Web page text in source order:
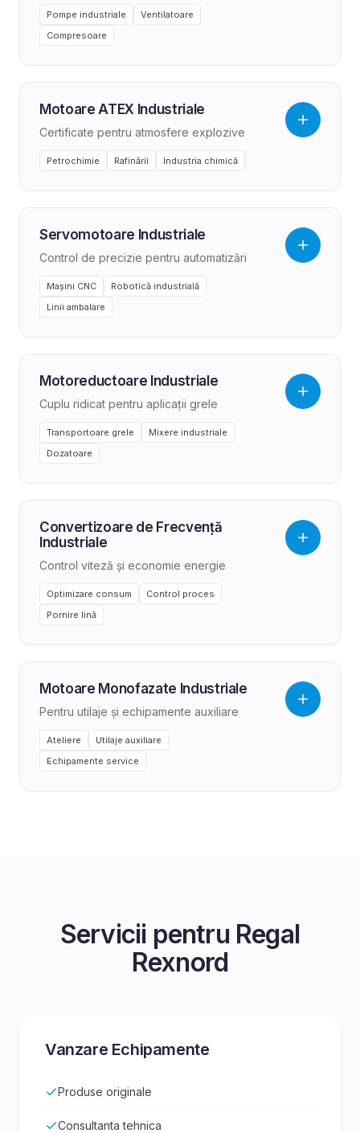
Pompe industriale
Ventilatoare
Compresoare
Motoare ATEX Industriale
Certificate pentru atmosfere explozive
Petrochimie Rafinării Industria chimică
Servomotoare Industriale
Control de precizie pentru automatizări
Mașini CNC
Robotică industrială
Linii ambalare
Motoreductoare Industriale
Cuplu ridicat pentru aplicații grele
Transportoare grele
Mixere industriale
Dozatoare
Convertizoare de Frecvență
Industriale
Control viteză și economie energie
Optimizare consum
Control proces
Pornire lină
Motoare Monofazate Industriale
Pentru utilaje și echipamente auxiliare
Ateliere
Utilaje auxiliare
Echipamente service
Servicii pentru Regal
Rexnord
Vanzare Echipamente
Produse originale
Consultanta tehnica